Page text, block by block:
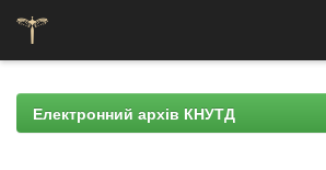
navigationЕлектронний архів КНУТД